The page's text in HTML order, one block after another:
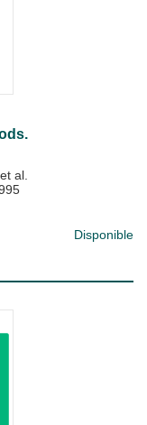
al.
Disponible